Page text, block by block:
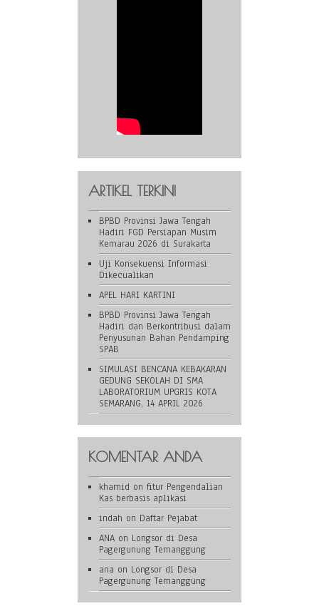
ARTIKEL TERKINI
BPBD Provinsi Jawa Tengah
Hadiri FGD Persiapan Musim
Kemarau 2026 di Surakarta
Uji Konsekuensi Informasi
Dikecualikan
APEL HARI KARTINI
BPBD Provinsi Jawa Tengah
Hadiri dan Berkontribusi dalam
Penyusunan Bahan Pendamping
SPAB
SIMULASI BENCANA KEBAKARAN
GEDUNG SEKOLAH DI SMA
LABORATORIUM UPGRIS KOTA
SEMARANG, 14 APRIL 2026
KOMENTAR ANDA
khamid on fitur Pengendalian
Kas berbasis aplikasi
indah on Daftar Pejabat
ANA on Longsor di Desa
Pagergunung Temanggung
ana on Longsor di Desa
Pagergunung Temanggung